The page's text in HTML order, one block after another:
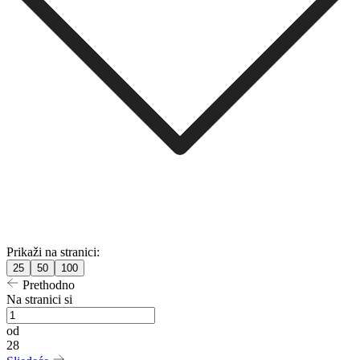
Prikaži na stranici:
25 50 100
Prethodno
Na stranici si
od
28